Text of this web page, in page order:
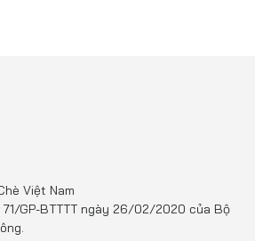
Việt Nam
GP-BTTTT ngày 26/02/2020 của Bộ